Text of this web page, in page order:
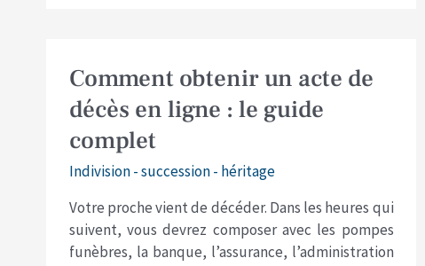
Comment obtenir un acte de
décès en ligne : le guide
complet
Indivision - succession - héritage
Votre proche vient de décéder. Dans les heures qui
suivent, vous devrez composer avec les pompes
funèbres, la banque, l’assurance, l’administration
Comment
obtenir
un
acte
décès
en
ligne
: